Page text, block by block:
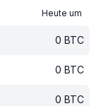
Heute um
0 BTC
0 BTC
0 BTC